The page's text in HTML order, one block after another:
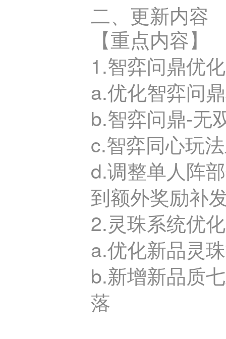
二、更新内容
【重点内容】
1.智弈问鼎优化
a.优化智弈问
b.智弈问鼎-无
c.智弈同心玩
d.调整单人阵
到额外奖励补
2.灵珠系统优化
a.优化新品灵
b.新增新品质
落